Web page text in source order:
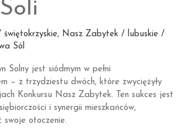
, Nasz Zabytek / lubuskie /
Sól
Solny jest siódmym w pełni
– z trzydziestu dwóch, które zwyciężyły
Konkursu Nasz Zabytek. Ten sukces jest
i synergii mieszkańców,
swoje otoczenie.